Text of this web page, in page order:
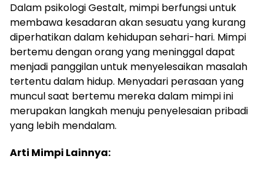
Dalam psikologi Gestalt, mimpi berfungsi untuk
membawa kesadaran akan sesuatu yang kurang
diperhatikan dalam kehidupan sehari-hari. Mimpi
bertemu dengan orang yang meninggal dapat
menjadi panggilan untuk menyelesaikan masalah
tertentu dalam hidup. Menyadari perasaan yang
muncul saat bertemu mereka dalam mimpi ini
merupakan langkah menuju penyelesaian pribadi
yang lebih mendalam.
Arti Mimpi Lainnya: